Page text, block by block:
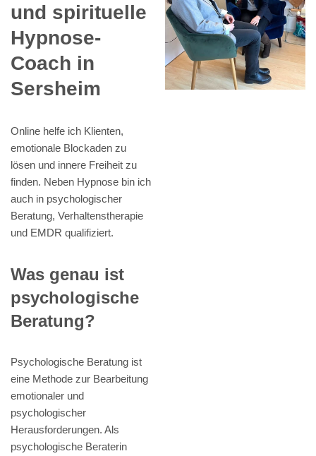
und spirituelle
Hypnose-
Coach in
Sersheim
Online helfe ich Klienten,
emotionale Blockaden zu
lösen und innere Freiheit zu
finden. Neben Hypnose bin ich
auch in psychologischer
Beratung, Verhaltenstherapie
und EMDR qualifiziert.
Was genau ist
psychologische
Beratung?
Psychologische Beratung ist
eine Methode zur Bearbeitung
emotionaler und
psychologischer
Herausforderungen. Als
psychologische Beraterin